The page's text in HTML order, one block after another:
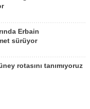
Erbain
sürüyor
rotasını tanımıyoruz